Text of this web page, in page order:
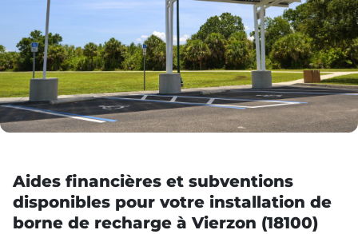
Aides financières et subventions
disponibles pour votre installation de
borne de recharge à Vierzon (18100)